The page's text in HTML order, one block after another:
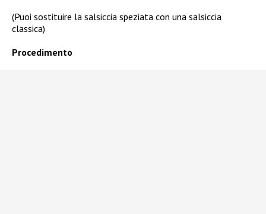
(Puoi sostituire la salsiccia speziata con una salsiccia
classica)
Procedimento